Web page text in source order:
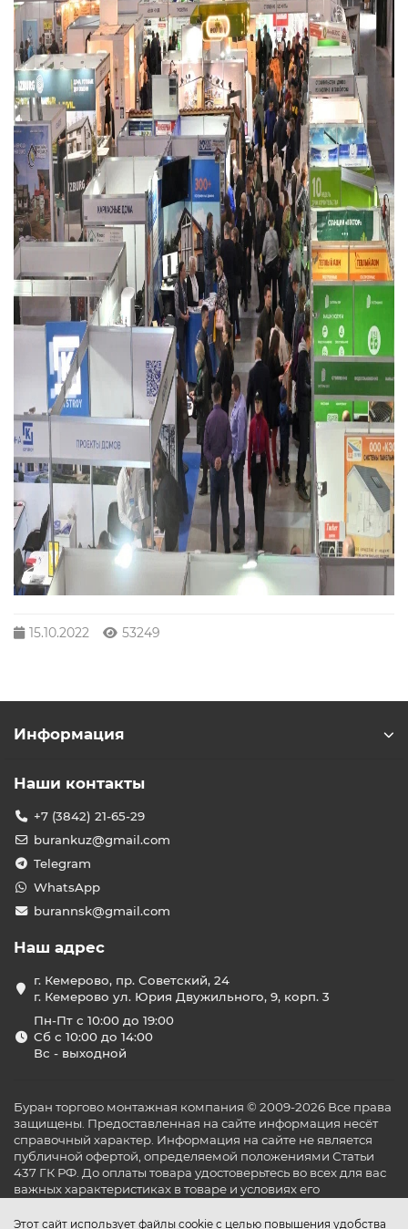
15.10.2022 53249
Этот сайт использует файлы cookie с целью повышения удобства
Информация
Наши контакты
+7 (3842) 21-65-29
burankuz@gmail.com
Telegram
WhatsApp
burannsk@gmail.com
Наш адрес
г. Кемерово, пр. Советский, 24
г. Кемерово ул. Юрия Двужильного, 9, корп. 3
Пн-Пт с 10:00 до 19:00
Сб с 10:00 до 14:00
Вс - выходной
Буран торгово монтажная компания © 2009-2026 Все права
защищены. Предоставленная на сайте информация несёт
справочный характер. Информация на сайте не является
публичной офертой, определяемой положениями Статьи
437 ГК РФ. До оплаты товара удостоверьтесь во всех для вас
важных характеристиках в товаре и условиях его